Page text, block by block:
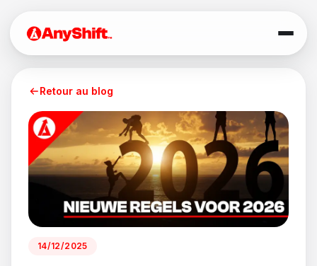
Retour au blog
14/12/2025